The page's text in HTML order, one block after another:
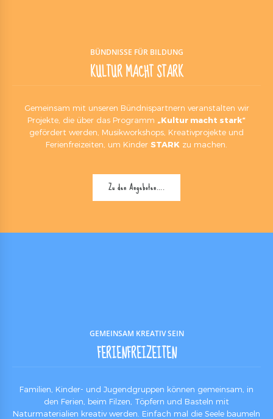
BÜNDNISSE FÜR BILDUNG
KULTUR MACHT STARK
Gemeinsam mit unseren Bündnispartnern veranstalten wir
Projekte, die über das Programm „Kultur macht stark“
gefördert werden, Musikworkshops, Kreativprojekte und
Ferienfreizeiten, um Kinder STARK zu machen.
Zu den Angeboten….
GEMEINSAM KREATIV SEIN
FERIENFREIZEITEN
Familien, Kinder- und Jugendgruppen können gemeinsam, in
den Ferien, beim Filzen, Töpfern und Basteln mit
Naturmaterialien kreativ werden. Einfach mal die Seele baumeln